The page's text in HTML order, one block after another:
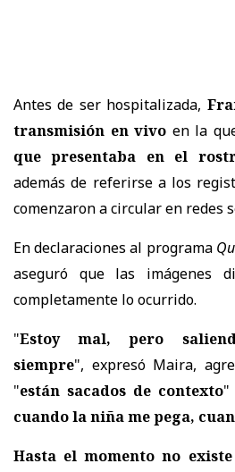
Antes de ser hospitalizada,
transmisión en vivo en la
que presentaba en el
además de referirse a los
comenzaron a circular en redes
En declaraciones al programa
aseguró que las imágenes
completamente lo ocurrido.
"Estoy mal, pero
siempre", expresó Maira,
"están sacados de contexto"
cuando la niña me pega,
Hasta el momento no